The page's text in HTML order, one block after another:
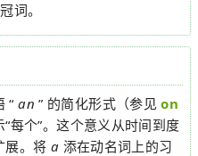
词。
“an ” 的简化形式（参见on
每个”。这个意义从时间到度
展。将 a 添在动名词上的习